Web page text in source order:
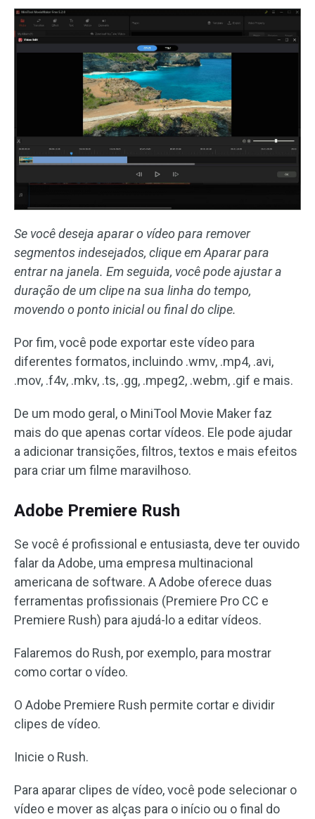
Se você deseja aparar o vídeo para remover
segmentos indesejados, clique em Aparar para
entrar na janela. Em seguida, você pode ajustar a
duração de um clipe na sua linha do tempo,
movendo o ponto inicial ou final do clipe.
Por fim, você pode exportar este vídeo para
diferentes formatos, incluindo .wmv, .mp4, .avi,
.mov, .f4v, .mkv, .ts, .gg, .mpeg2, .webm, .gif e mais.
De um modo geral, o MiniTool Movie Maker faz
mais do que apenas cortar vídeos. Ele pode ajudar
a adicionar transições, filtros, textos e mais efeitos
para criar um filme maravilhoso.
Adobe Premiere Rush
Se você é profissional e entusiasta, deve ter ouvido
falar da Adobe, uma empresa multinacional
americana de software. A Adobe oferece duas
ferramentas profissionais (Premiere Pro CC e
Premiere Rush) para ajudá-lo a editar vídeos.
Falaremos do Rush, por exemplo, para mostrar
como cortar o vídeo.
O Adobe Premiere Rush permite cortar e dividir
clipes de vídeo.
Inicie o Rush.
Para aparar clipes de vídeo, você pode selecionar o
vídeo e mover as alças para o início ou o final do